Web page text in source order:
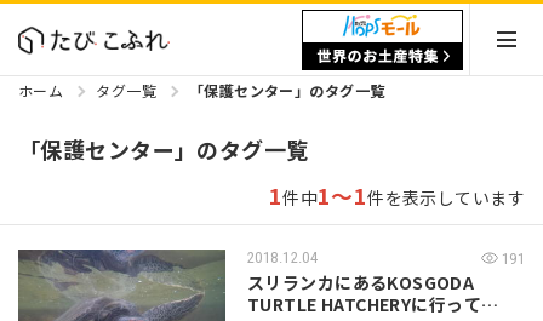
ホーム タグ一覧 「保護センター」のタグ一覧
「保護センター」のタグ一覧
1件中1～1件を表示しています
2018.12.04 191
スリランカにあるKOSGODA
TURTLE HATCHERYに行って…